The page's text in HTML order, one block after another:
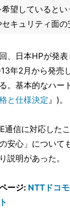
希望していると
セキュリティ面
、日本HPが発
年2月から発売
。基本的なハー
と仕様決定 』)。
通信に対応した
安心」について
説明があった。
ージ: NTTドコ